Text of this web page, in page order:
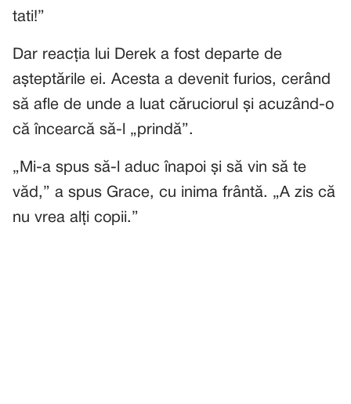
tati!”
Dar reacția lui Derek a fost departe de
așteptările ei. Acesta a devenit furios, cerând
să afle de unde a luat căruciorul și acuzând-o
că încearcă să-l „prindă”.
„Mi-a spus să-l aduc înapoi și să vin să te
văd,” a spus Grace, cu inima frântă. „A zis că
nu vrea alți copii.”